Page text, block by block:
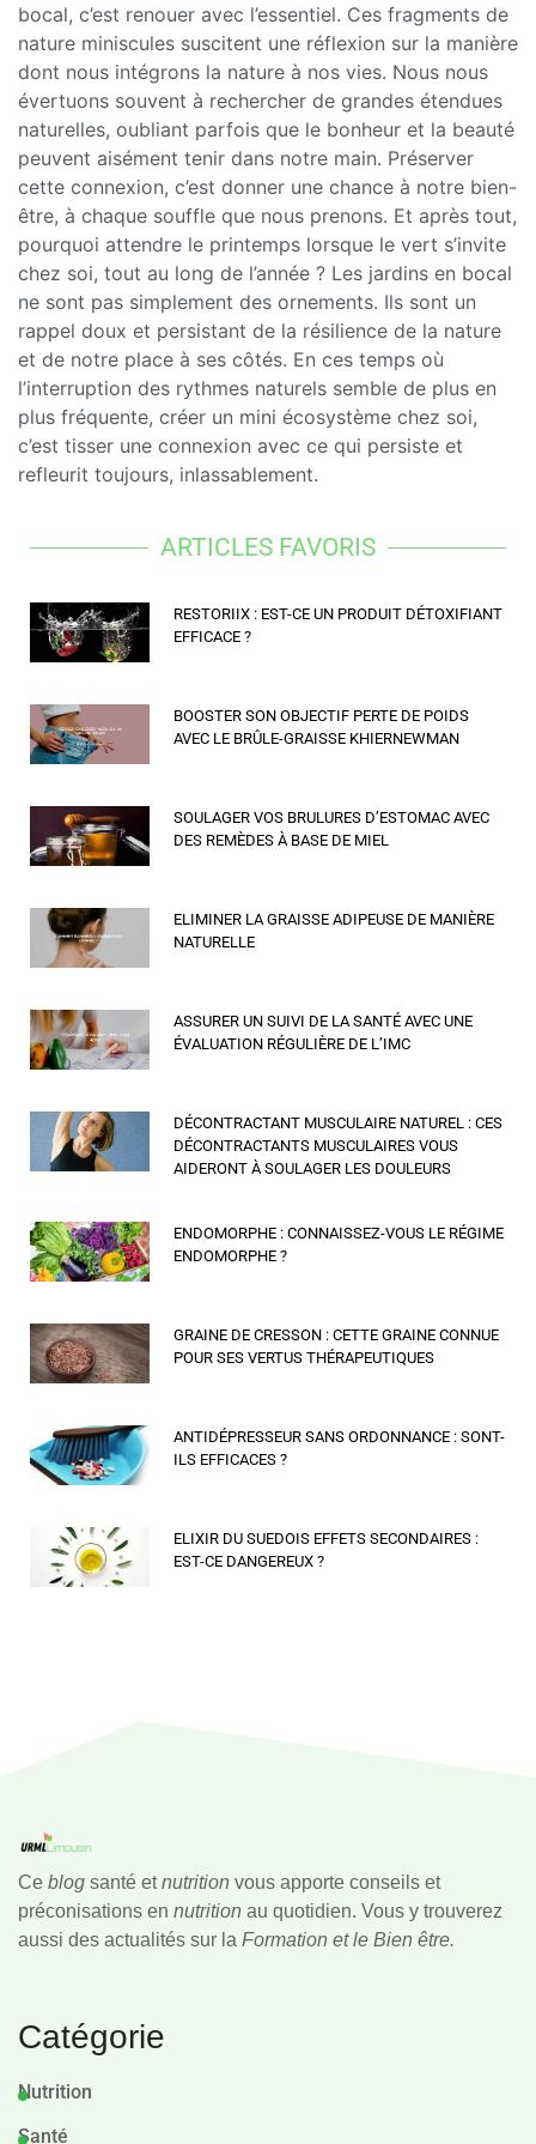
bocal, c’est renouer avec l’essentiel. Ces fragments de
nature miniscules suscitent une réflexion sur la manière
dont nous intégrons la nature à nos vies. Nous nous
évertuons souvent à rechercher de grandes étendues
naturelles, oubliant parfois que le bonheur et la beauté
peuvent aisément tenir dans notre main. Préserver
cette connexion, c’est donner une chance à notre bien-
être, à chaque souffle que nous prenons. Et après tout,
pourquoi attendre le printemps lorsque le vert s’invite
chez soi, tout au long de l’année ? Les jardins en bocal
ne sont pas simplement des ornements. Ils sont un
rappel doux et persistant de la résilience de la nature
et de notre place à ses côtés. En ces temps où
l’interruption des rythmes naturels semble de plus en
plus fréquente, créer un mini écosystème chez soi,
c’est tisser une connexion avec ce qui persiste et
refleurit toujours, inlassablement.
ARTICLES FAVORIS
RESTORIIX : EST-CE UN PRODUIT DÉTOXIFIANT
EFFICACE ?
BOOSTER SON OBJECTIF PERTE DE POIDS
AVEC LE BRÛLE-GRAISSE KHIERNEWMAN
SOULAGER VOS BRULURES D’ESTOMAC AVEC
DES REMÈDES À BASE DE MIEL
ELIMINER LA GRAISSE ADIPEUSE DE MANIÈRE
NATURELLE
ASSURER UN SUIVI DE LA SANTÉ AVEC UNE
ÉVALUATION RÉGULIÈRE DE L’IMC
DÉCONTRACTANT MUSCULAIRE NATUREL : CES
DÉCONTRACTANTS MUSCULAIRES VOUS
AIDERONT À SOULAGER LES DOULEURS
ENDOMORPHE : CONNAISSEZ-VOUS LE RÉGIME
ENDOMORPHE ?
GRAINE DE CRESSON : CETTE GRAINE CONNUE
POUR SES VERTUS THÉRAPEUTIQUES
ANTIDÉPRESSEUR SANS ORDONNANCE : SONT-
ILS EFFICACES ?
ELIXIR DU SUEDOIS EFFETS SECONDAIRES :
EST-CE DANGEREUX ?
Ce blog santé etnutrition vous apporte conseils et
préconisations en nutrition au quotidien. Vous y trouverez
aussi des actualités sur la Formation et le Bien être.
Catégorie
Nutrition
Santé